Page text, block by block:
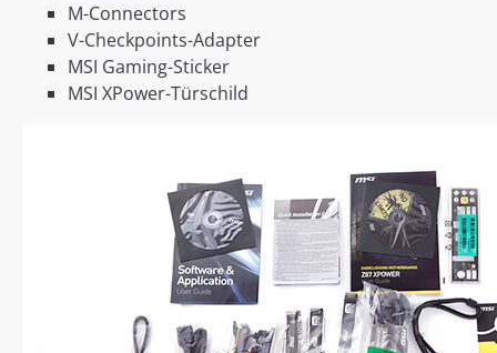
M-Connectors
V-Checkpoints-Adapter
MSI Gaming-Sticker
MSI XPower-Türschild